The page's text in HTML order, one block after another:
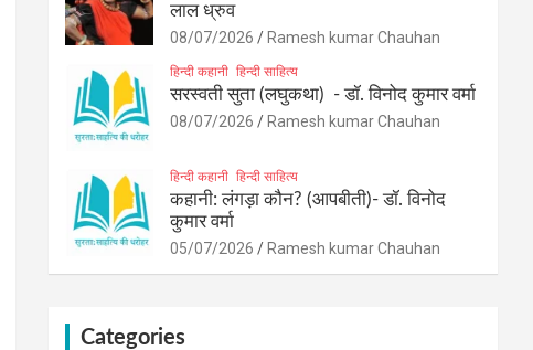
लाल ध्रुव
08/07/2026 Ramesh kumar Chauhan
हिन्दी कहानी हिन्दी साहित्य
सरस्वती सुता (लघुकथा) ​- डॉ. विनोद कुमार वर्मा
08/07/2026 Ramesh kumar Chauhan
हिन्दी कहानी हिन्दी साहित्य
कहानी: लंगड़ा कौन? (आपबीती)​- डॉ. विनोद
कुमार वर्मा
05/07/2026 Ramesh kumar Chauhan
Categories